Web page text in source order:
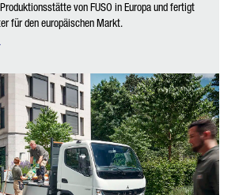
personenbezogenen Daten durch die
sowie detaillierte Hinweise zu Ihren Rechten
Datenschutzhinweisen
Friendly Captcha
von FUSO in Europa und fertigt
für den europäischen Markt.